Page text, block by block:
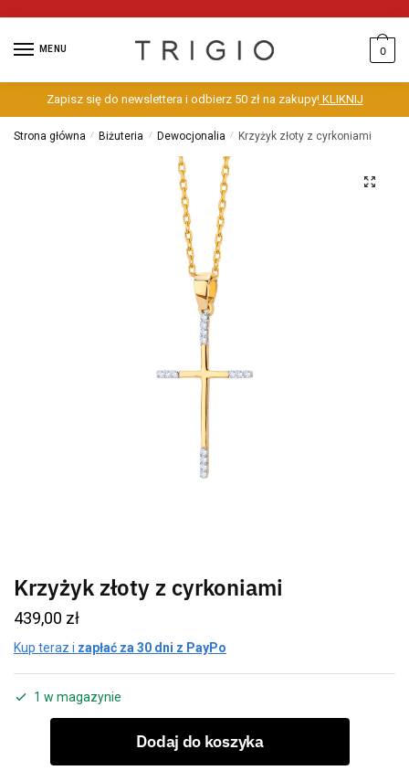
MENU 0
Zapisz się do newslettera i odbierz 50 zł na zakupy!KLIKNIJ
Strona główna / Biżuteria / Dewocjonalia / Krzyżyk złoty z cyrkoniami
Krzyżyk złoty z cyrkoniami
439,00 zł
Kup teraz i zapłać za 30 dni z PayPo
1 w magazynie
Dodaj do koszyka